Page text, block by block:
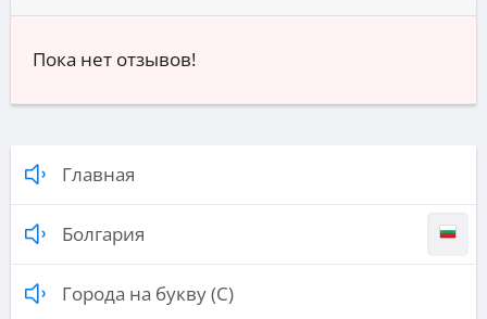
Пока нет отзывов!
Главная
Болгария
Города на букву (С)